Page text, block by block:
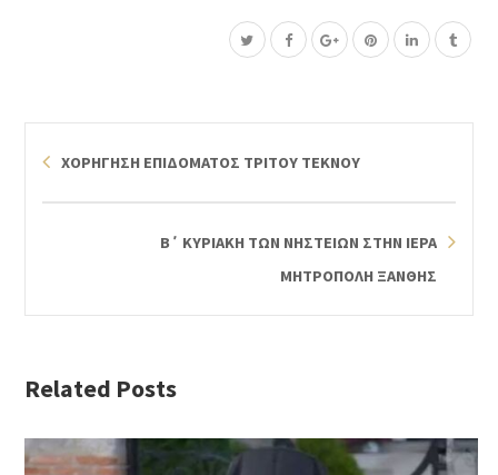
ΧΟΡΗΓΗΣΗ ΕΠΙΔΟΜΑΤΟΣ ΤΡΙΤΟΥ ΤΕΚΝΟΥ
Β΄ ΚΥΡΙΑΚΗ ΤΩΝ ΝΗΣΤΕΙΩΝ ΣΤΗΝ ΙΕΡΑ
ΜΗΤΡΟΠΟΛΗ ΞΑΝΘΗΣ
Related Posts